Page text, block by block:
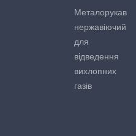
Металорукав
нержавіючий
для
відведення
вихлопних
газів